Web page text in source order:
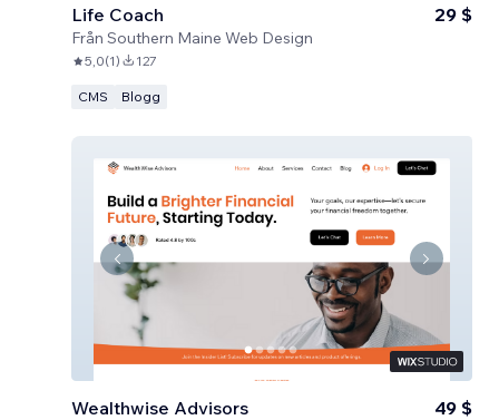
Life Coach
Från Southern Maine Web Design
29 $
5,0(1) 127
CMS Blogg
Wealthwise Advisors 49 $